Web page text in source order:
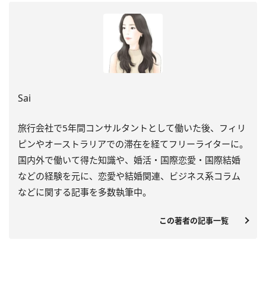
Sai
旅行会社で5年間コンサルタントとして働いた後、フィリ
ピンやオーストラリアでの滞在を経てフリーライターに。
国内外で働いて得た知識や、婚活・国際恋愛・国際結婚
などの経験を元に、恋愛や結婚関連、ビジネス系コラム
などに関する記事を多数執筆中。
この著者の記事一覧